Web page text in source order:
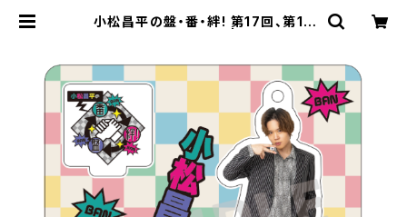
小松昌平の盤・番・絆! 第17回、第18